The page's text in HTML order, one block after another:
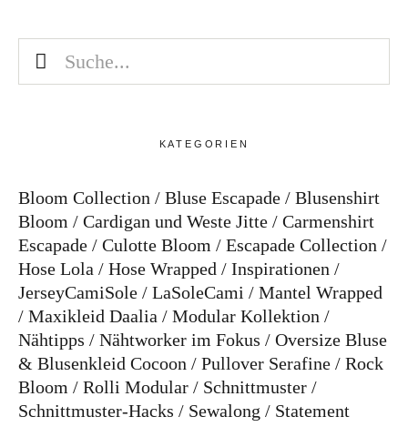
KATEGORIEN
Bloom Collection Bluse Escapade
Blusenshirt
Bloom
Cardigan und Weste Jitte
Carmenshirt
Escapade
Culotte Bloom
Escapade Collection
Hose Lola
Hose Wrapped
Inspirationen
JerseyCamiSole
LaSoleCami
Mantel Wrapped
Maxikleid Daalia
Modular Kollektion
Nähtipps
Nähtworker im Fokus
Oversize Bluse
& Blusenkleid Cocoon
Pullover Serafine
Rock
Bloom
Rolli Modular
Schnittmuster
Schnittmuster-Hacks
Sewalong
Statement